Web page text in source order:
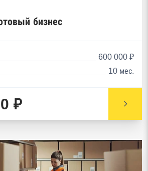
бизнес
600 000 ₽
10 мес.
₽